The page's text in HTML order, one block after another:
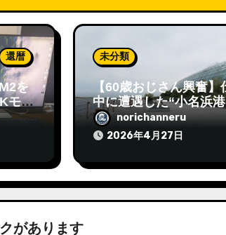
還暦
を
モニ
て
未分類
【60歳おじさん興奮】
中に遭遇した“小名浜
ナダ祭り”が熱すぎた！
norichanneru
2026年4月27日
があります